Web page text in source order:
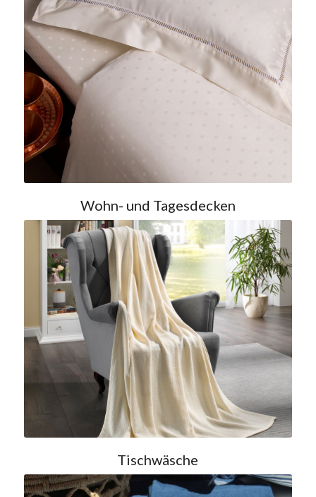
Wohn- und Tagesdecken
Tischwäsche